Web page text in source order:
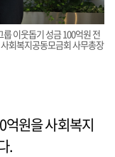
이웃돕기 성금 100억원 전
회복지공동모금회 사무총장
억원을 사회복지
.